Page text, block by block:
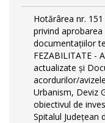
Hotărârea nr.
privind
documentațiilor
FEZABILITATE -
actualizate și
acordurilor/
Urbanism, Deviz
obiectivul de
Spitalul Județean